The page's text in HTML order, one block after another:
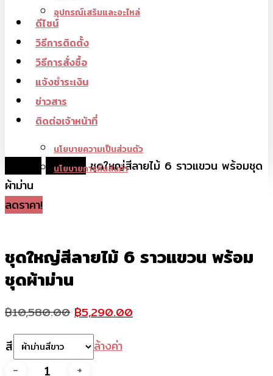
อุปกรณ์เสริมและอะไหล่
ดีไซน์
วิธีการติดตั้ง
วิธีการสั่งซื้อ
แจ้งชำระเงิน
ข่าวสาร
ติดต่อเจ้าหน้าที่
นโยบายความเป็นส่วนตัว
นโยบายการคืนสินค้า
ชุดสำเร็จ ชุดใหญ่สีลายไม้ 6 ราวแขวน พร้อมชุด
ผ้าม่าน
ลดราคา!
ชุดใหญ่สีลายไม้ 6 ราวแขวน พร้อม
ชุดผ้าม่าน
฿10,580.00 Original
price
was:
฿10,580.00.
฿5,290.00
สี
ล้างค่า
จำนวน